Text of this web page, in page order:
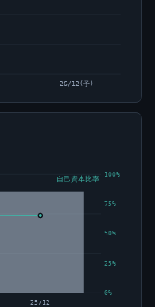
26/12(予)
0%
25%
50%
75%
100%
25/12
自己資本比率